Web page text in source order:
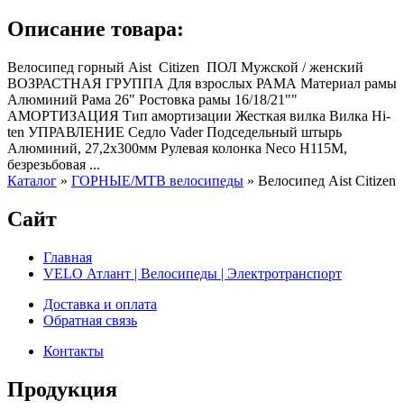
Описание товара:
Велосипед горный Aist Citizen ПОЛ Мужской / женский
ВОЗРАСТНАЯ ГРУППА Для взрослых РАМА Материал рамы
Алюминий Рама 26" Ростовка рамы 16/18/21""
АМОРТИЗАЦИЯ Тип амортизации Жесткая вилка Вилка Hi-
ten УПРАВЛЕНИЕ Седло Vader Подседельный штырь
Алюминий, 27,2х300мм Рулевая колонка Neco H115M,
безрезьбовая ...
Каталог » ГОРНЫЕ/MTB велосипеды » Велосипед Aist Citizen
Сайт
Главная
VELO Атлант | Велосипеды | Электротранспорт
Доставка и оплата
Обратная связь
Контакты
Продукция